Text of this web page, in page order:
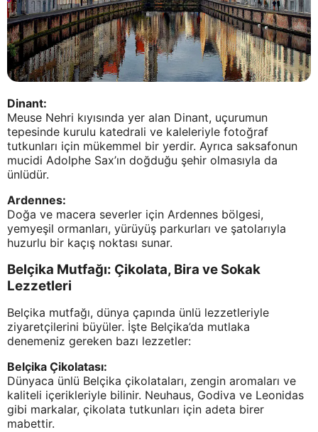
Dinant:
Meuse Nehri kıyısında yer alan Dinant, uçurumun
tepesinde kurulu katedrali ve kaleleriyle fotoğraf
tutkunları için mükemmel bir yerdir. Ayrıca saksafonun
mucidi Adolphe Sax’ın doğduğu şehir olmasıyla da
ünlüdür.
Ardennes:
Doğa ve macera severler için Ardennes bölgesi,
yemyeşil ormanları, yürüyüş parkurları ve şatolarıyla
huzurlu bir kaçış noktası sunar.
Belçika Mutfağı: Çikolata, Bira ve Sokak
Lezzetleri
Belçika mutfağı, dünya çapında ünlü lezzetleriyle
ziyaretçilerini büyüler. İşte Belçika’da mutlaka
denemeniz gereken bazı lezzetler:
Belçika Çikolatası:
Dünyaca ünlü Belçika çikolataları, zengin aromaları ve
kaliteli içerikleriyle bilinir. Neuhaus, Godiva ve Leonidas
gibi markalar, çikolata tutkunları için adeta birer
mabettir.